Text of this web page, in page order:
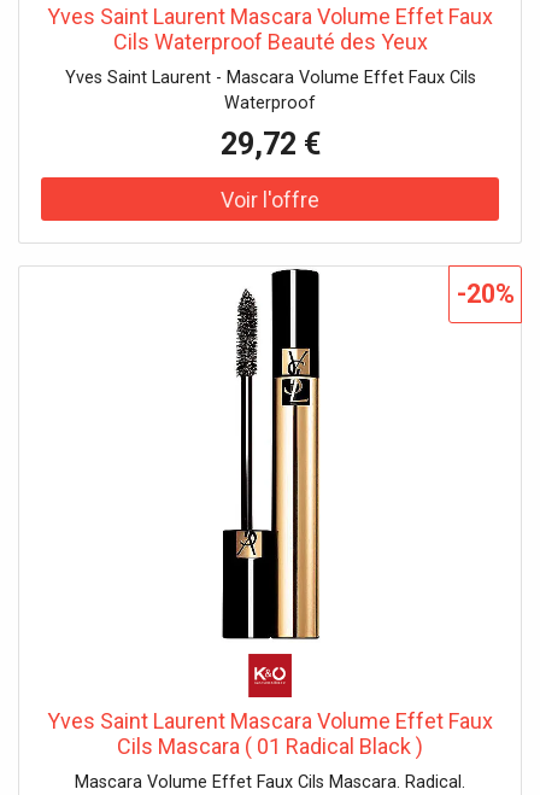
Yves Saint Laurent Mascara Volume Effet Faux
Cils Waterproof Beauté des Yeux
Yves Saint Laurent - Mascara Volume Effet Faux Cils
Waterproof
29,72 €
Yves Saint Laurent Mascara Volume Effet Faux
Cils Mascara ( 01 Radical Black )
Mascara Volume Effet Faux Cils Mascara. Radical.
-20%